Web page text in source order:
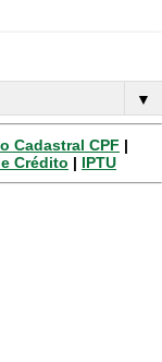
▼
Cadastral CPF |
Crédito | IPTU